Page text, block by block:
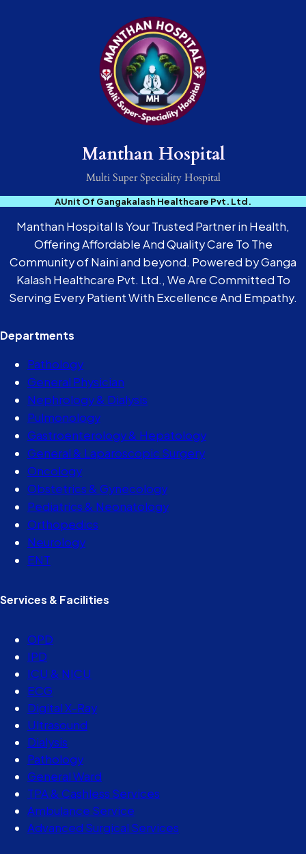
Manthan Hospital
Multi Super Speciality Hospital
AUnit Of Gangakalash Healthcare Pvt. Ltd.
Manthan Hospital Is Your Trusted Partner in Health,
Offering Affordable And Quality Care To The
Community of Naini and beyond. Powered by Ganga
Kalash Healthcare Pvt. Ltd., We Are Committed To
Serving Every Patient With Excellence And Empathy.
Departments
Pathology
General Physician
Nephrology & Dialysis
Pulmonology
Gastroenterology & Hepatology
General & Laparoscopic Surgery
Oncology
Obstetrics & Gynecology
Pediatrics & Neonatology
Orthopedics
Neurology
ENT
Services & Facilities
OPD
IPD
ICU & NICU
ECG
Digital X-Ray
Ultrasound
Dialysis
Pathology
General Ward
TPA & Cashless Services
Ambulance Service
Advanced Surgical Services